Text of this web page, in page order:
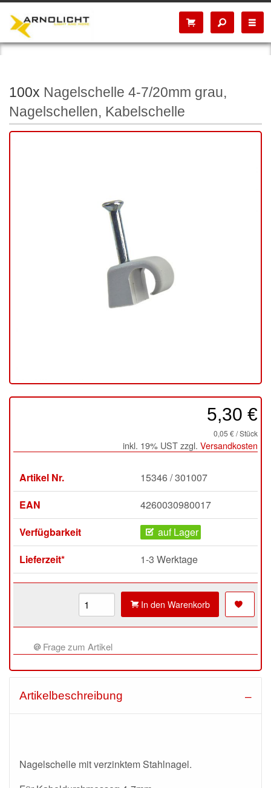
100x Nagelschelle 4-7/20mm grau,
Nagelschellen, Kabelschelle
5,30 €
0,05 € / Stück
inkl. 19% UST zzgl. Versandkosten
Artikel Nr.
15346 / 301007
EAN
4260030980017
Verfügbarkeit
auf Lager
Lieferzeit*
1-3 Werktage
In den Warenkorb
Frage zum Artikel
Artikelbeschreibung
Nagelschelle mit verzinktem Stahlnagel.